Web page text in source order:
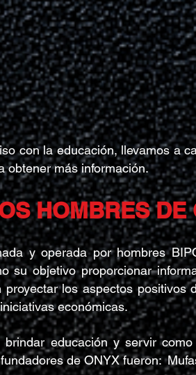
con la educación, llevamos a
obtener más información.
HOMBRES DE
y operada por hombres
su objetivo proporcionar
los aspectos
económicas.
educación y servir
de ONYX fueron: